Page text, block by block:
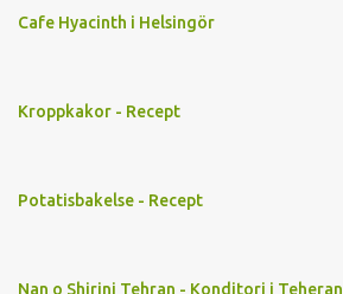
Cafe Hyacinth i Helsingör
Kroppkakor - Recept
Potatisbakelse - Recept
Nan o Shirini Tehran - Konditori i Teheran